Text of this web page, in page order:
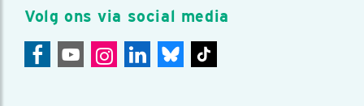
Volg ons via social media